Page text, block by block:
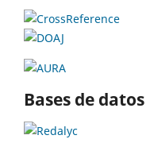
Bases de datos